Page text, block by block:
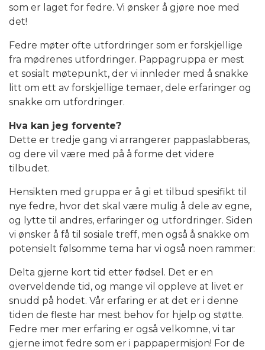
som er laget for fedre. Vi ønsker å gjøre noe med
det!
Fedre møter ofte utfordringer som er forskjellige
fra mødrenes utfordringer. Pappagruppa er mest
et sosialt møtepunkt, der vi innleder med å snakke
litt om ett av forskjellige temaer, dele erfaringer og
snakke om utfordringer.
Hva kan jeg forvente?
Dette er tredje gang vi arrangerer pappaslabberas,
og dere vil være med på å forme det videre
tilbudet.
Hensikten med gruppa er å gi et tilbud spesifikt til
nye fedre, hvor det skal være mulig å dele av egne,
og lytte til andres, erfaringer og utfordringer. Siden
vi ønsker å få til sosiale treff, men også å snakke om
potensielt følsomme tema har vi også noen rammer:
Delta gjerne kort tid etter fødsel. Det er en
overveldende tid, og mange vil oppleve at livet er
snudd på hodet. Vår erfaring er at det er i denne
tiden de fleste har mest behov for hjelp og støtte.
Fedre mer mer erfaring er også velkomne, vi tar
gjerne imot fedre som er i pappapermisjon! For de